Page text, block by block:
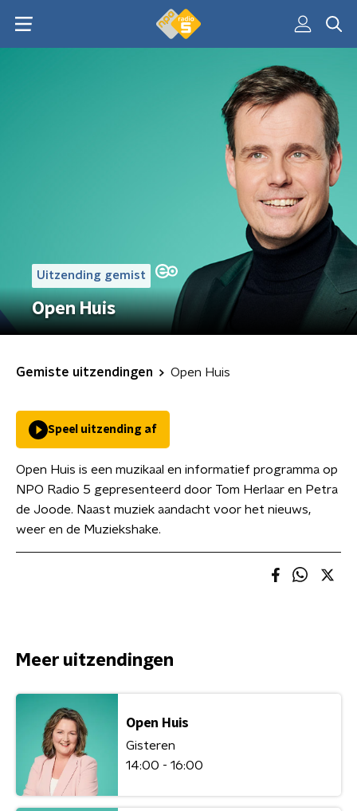
Uitzending gemist
Open Huis
Gemiste uitzendingen Open Huis
Speel uitzending af
Open Huis is een muzikaal en informatief programma op
NPO Radio 5 gepresenteerd door Tom Herlaar en Petra
de Joode. Naast muziek aandacht voor het nieuws,
weer en de Muziekshake.
Meer uitzendingen
Open Huis
Gisteren
14:00 - 16:00